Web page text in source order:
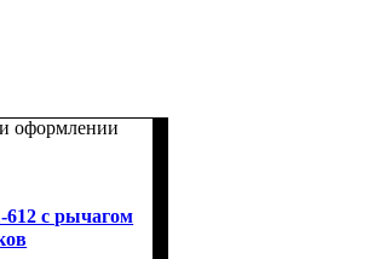
оформлении
612 с рычагом